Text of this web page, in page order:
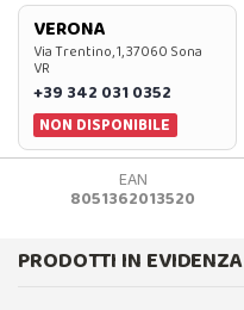
VERONA
Via Trentino, 1, 37060 Sona
VR
+39 342 031 0352
NON DISPONIBILE
EAN
8051362013520
PRODOTTI IN EVIDENZA